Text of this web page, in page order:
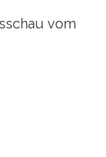
vom